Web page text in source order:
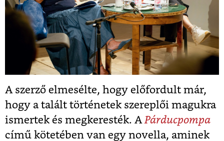
A szerző elmesélte, hogy előfordult már,
hogy a talált történetek szereplői magukra
ismertek és megkeresték. A Párducpompa
című kötetében van egy novella, aminek